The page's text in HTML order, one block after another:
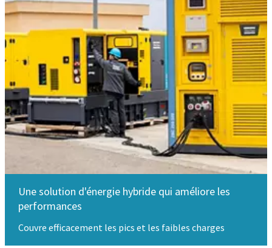
Une solution d'énergie hybride qui améliore les
performances
Couvre efficacement les pics et les faibles charges